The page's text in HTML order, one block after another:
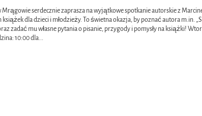
Mrągowie serdecznie zaprasza na wyjątkowe spotkanie autorskie z
książek dla dzieci i młodzieży. To świetna okazja, by poznać autora m.in.
zadać mu własne pytania o pisanie, przygody i pomysły na książki!
10:00 dla...